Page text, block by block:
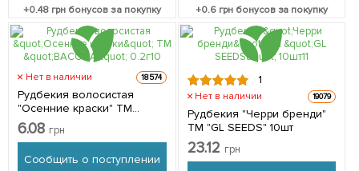
+0.48 грн бонусов за покупку +0.6грн бонусов за покупку
Нет в наличии 18574
Рудбекия волосистая
"Осенние краски" ТМ
"ВАССМА" 0.2г
6.08 грн
Сообщить о поступлении
1
Нет в наличии 19079
Рудбекия "Черри бренди"
ТМ "GL SEEDS" 10шт
23.12 грн